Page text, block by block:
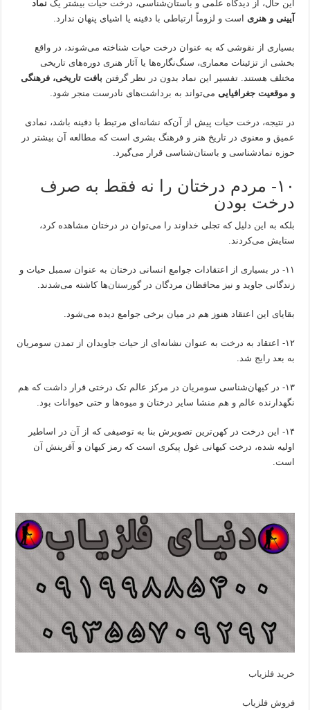
این حال، از دیدگاه علمی و باستان‌شناسی، درخت حیات بیشتر یک نماد
آیینی و هنری است و لزوماً ارتباطی با دفینه یا اشیای پنهان ندارد.
بسیاری از نقوشی که به عنوان درخت حیات شناخته می‌شوند، در واقع
بخشی از تزئینات معماری، سنگ‌نگاره‌ها یا آثار هنری دوره‌های تاریخی
مختلف هستند. تفسیر این نماد بدون در نظر گرفتن بافت تاریخی، فرهنگی
و موقعیت جغرافیایی می‌تواند به برداشت‌های نادرست منجر شود.
در نتیجه، درخت حیات پیش از آن‌که نشانه‌ای مرتبط با دفینه باشد، نمادی
عمیق و معنوی در تاریخ هنر و فرهنگ بشری است که مطالعه آن بیشتر در
حوزه نمادشناسی و باستان‌شناسی قرار می‌گیرد.
۱۰- مردم درختان را نه فقط به صرف
درخت بودن
بلکه به این دلیل که تجلی خداوند را می‌توان در درختان مشاهده کرد،
ستایش می‌کردند.
۱۱- در بسیاری از اعتقادات جوامع انسانی درختان به عنوان سمبل حیات و
زندگانی جاوید و نیز محافظان مردگان در گورستان‌ها کاشته می‌شدند.
بقایای این اعتقاد هنوز هم در میان برخی جوامع دیده می‌شود.
۱۲- اعتقاد به درخت به عنوان نشانه‌ای از حیات جاویدان از تمدن سومریان
به بعد رایج شد.
۱۳- در کیهان‌شناسی سومریان در مرکز عالم تک درختی قرار داشت که هم
نگهدارنده عالم و هم منشا سایر درختان و میوه‌ها و حتی حیوانات بود.
۱۴- این درخت در کهن‌ترین تصویرش بنا به توصیفی که از آن در اساطیر
اولیه شده، درخت کیهانی غول پیکری است که رمز کیهان و آفرینش آن
است.
خرید فلزیاب
فروش فلزیاب